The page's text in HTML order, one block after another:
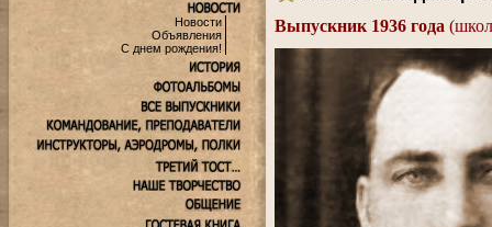
Новости
Объявления
С днем рождения!
Выпускник 1936 года